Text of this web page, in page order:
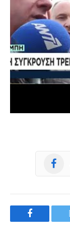
Facebook